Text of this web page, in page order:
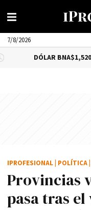
7/8/2026
DÓLAR BNA$1,520.00
Provincias
pasa tras el
IPROFESIONAL POLÍTICA